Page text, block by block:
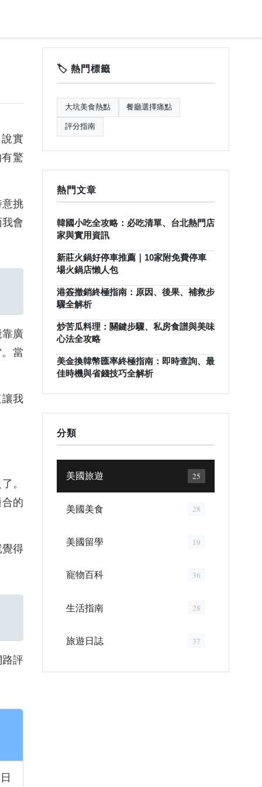
實
驚
挑
會
廣
當
我
。
的
得
評
🏷️ 熱門標籤
大坑美食熱點 餐廳選擇痛點
評分指南
熱門文章
韓國小吃全攻略：必吃清單、台北熱門店
家與實用資訊
新莊火鍋好停車推薦｜10家附免費停車
場火鍋店懶人包
港簽撤銷終極指南：原因、後果、補救步
驟全解析
炒苦瓜料理：關鍵步驟、私房食譜與美味
心法全攻略
美金換韓幣匯率終極指南：即時查詢、最
佳時機與省錢技巧全解析
分類
美國旅遊 25
美國美食 28
美國留學 19
寵物百科 36
生活指南 28
旅遊日誌 37